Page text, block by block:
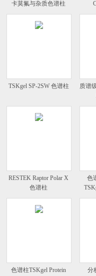
卡莫氟与杂质色谱柱
TSKgel SP-2SW 色谱柱
质谱
RESTEK Raptor Polar X
色谱柱
色
色谱柱TSKgel Protein
分